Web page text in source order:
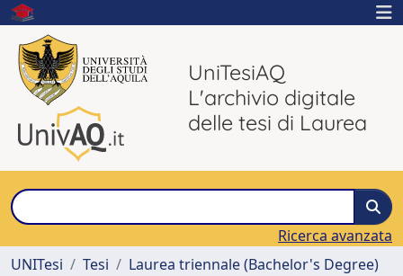
UniTesiAQ
L'archivio digitale
delle tesi di Laurea
Ricerca avanzata
UNITesi
Tesi Laurea triennale (Bachelor's Degree)